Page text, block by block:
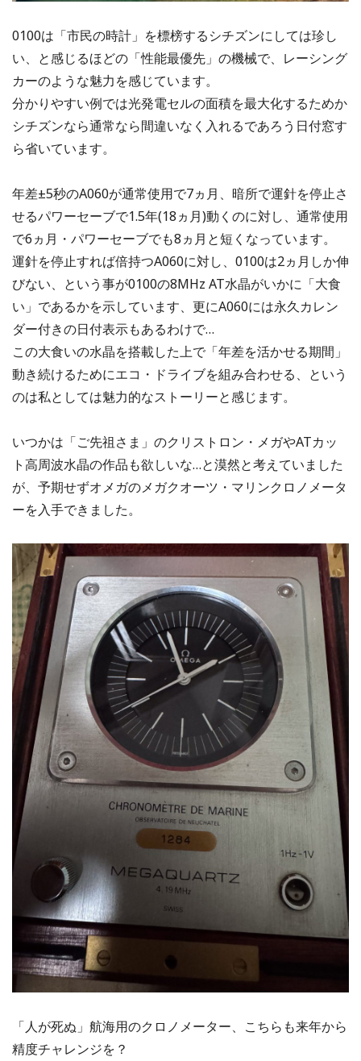
0100は「市民の時計」を標榜するシチズンにしては珍し
い、と感じるほどの「性能最優先」の機械で、レーシング
カーのような魅力を感じています。
分かりやすい例では光発電セルの面積を最大化するためか
シチズンなら通常なら間違いなく入れるであろう日付窓す
ら省いています。
年差±5秒のA060が通常使用で7ヵ月、暗所で運針を停止さ
せるパワーセーブで1.5年(18ヵ月)動くのに対し、通常使用
で6ヵ月・パワーセーブでも8ヵ月と短くなっています。
運針を停止すれば倍持つA060に対し、0100は2ヵ月しか伸
びない、という事が0100の8MHz AT水晶がいかに「大食
い」であるかを示しています、更にA060には永久カレン
ダー付きの日付表示もあるわけで…
この大食いの水晶を搭載した上で「年差を活かせる期間」
動き続けるためにエコ・ドライブを組み合わせる、という
のは私としては魅力的なストーリーと感じます。
いつかは「ご先祖さま」のクリストロン・メガやATカッ
ト高周波水晶の作品も欲しいな…と漠然と考えていました
が、予期せずオメガのメガクオーツ・マリンクロノメータ
ーを入手できました。
「人が死ぬ」航海用のクロノメーター、こちらも来年から
精度チャレンジを？